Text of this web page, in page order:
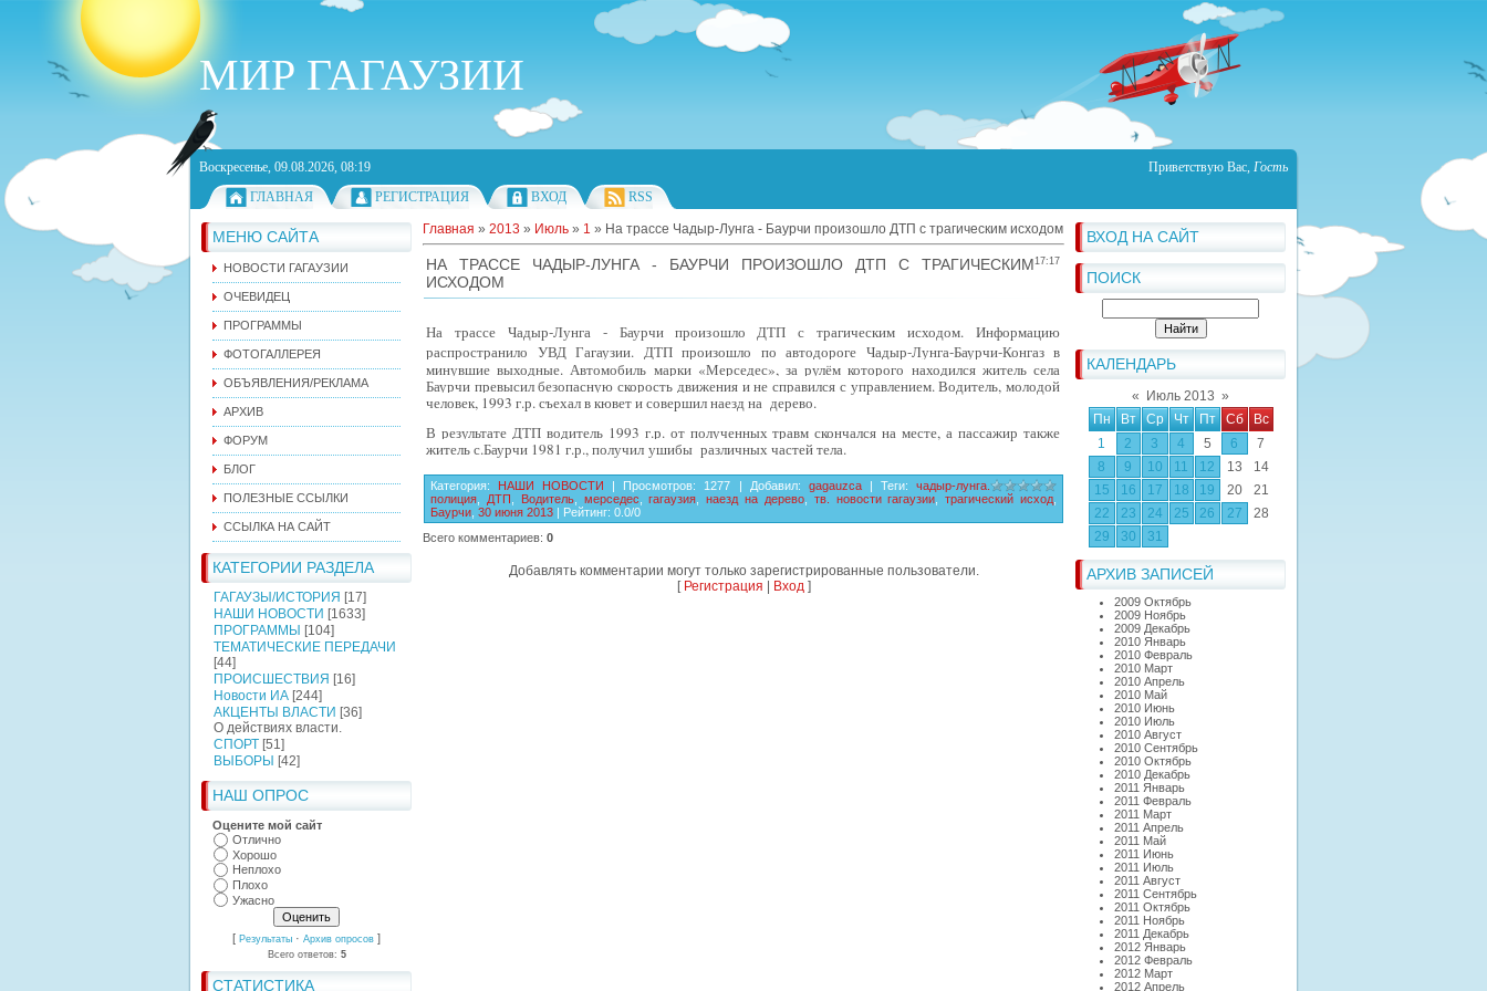
МИР ГАГАУЗИИ
Воскресенье, 09.08.2026, 08:19 Приветствую Вас, Гость
ГЛАВНАЯ
РЕГИСТРАЦИЯ ВХОД RSS
МЕНЮ САЙТА
НОВОСТИ ГАГАУЗИИ
ОЧЕВИДЕЦ
ПРОГРАММЫ
ФОТОГАЛЛЕРЕЯ
ОБЪЯВЛЕНИЯ/РЕКЛАМА
АРХИВ
ФОРУМ
БЛОГ
ПОЛЕЗНЫЕ ССЫЛКИ
ССЫЛКА НА САЙТ
КАТЕГОРИИ РАЗДЕЛА
ГАГАУЗЫ/ИСТОРИЯ [17]
НАШИ НОВОСТИ [1633]
ПРОГРАММЫ [104]
ТЕМАТИЧЕСКИЕ ПЕРЕДАЧИ
[44]
ПРОИСШЕСТВИЯ [16]
Новости ИА [244]
АКЦЕНТЫ ВЛАСТИ [36]
О действиях власти.
СПОРТ [51]
ВЫБОРЫ [42]
НАШ ОПРОС
Оцените мой сайт
Отлично
Хорошо
Неплохо
Плохо
Ужасно
[ Результаты · Архив опросов ]
Всего ответов: 5
СТАТИСТИКА
ВХОД НА САЙТ
ПОИСК
КАЛЕНДАРЬ
« Июль 2013 »
Пн
Вт Ср Чт Пт Сб
Вс
1
2 3 4 5 6
7
8
9 10 11 12 13
14
15
16 17 18 19 20
21
22
23 24 25 26 27
28
29
30 31
АРХИВ ЗАПИСЕЙ
2009 Октябрь
2009 Ноябрь
2009 Декабрь
2010 Январь
2010 Февраль
2010 Март
2010 Апрель
2010 Май
2010 Июнь
2010 Июль
2010 Август
2010 Сентябрь
2010 Октябрь
2010 Декабрь
2011 Январь
2011 Февраль
2011 Март
2011 Апрель
2011 Май
2011 Июнь
2011 Июль
2011 Август
2011 Сентябрь
2011 Октябрь
2011 Ноябрь
2011 Декабрь
2012 Январь
2012 Февраль
2012 Март
2012 Апрель
Главная » 2013 » Июль » 1 » На трассе Чадыр-Лунга - Баурчи произошло ДТП с трагическим исходом
17:17
НА ТРАССЕ ЧАДЫР-ЛУНГА - БАУРЧИ ПРОИЗОШЛО ДТП С ТРАГИЧЕСКИМ
ИСХОДОМ
На трассе Чадыр-Лунга - Баурчи произошло ДТП с трагическим исходом. Информацию
распространило УВД Гагаузии. ДТП произошло по автодороге Чадыр-Лунга-Баурчи-Конгаз в
минувшие выходные. Автомобиль марки «Мерседес», за рулём которого находился житель села
Баурчи превысил безопасную скорость движения и не справился с управлением. Водитель, молодой
человек, 1993 г.р. съехал в кювет и совершил наезд на дерево.
В результате ДТП водитель 1993 г.р. от полученных травм скончался на месте, а пассажир также
житель с.Баурчи 1981 г.р., получил ушибы различных частей тела.
Категория: НАШИ НОВОСТИ | Просмотров: 1277 | Добавил: gagauzca | Теги:
чадыр-лунга.
полиция
ДТП Водитель, мерседес ,гагаузия ,наезд на дерево, тв. новости гагаузии ,трагический исход
Баурчи 30 июня 2013 | Рейтинг: 0.0/0
Всего комментариев: 0
Добавлять комментарии могут только зарегистрированные пользователи.
[ Регистрация Вход]